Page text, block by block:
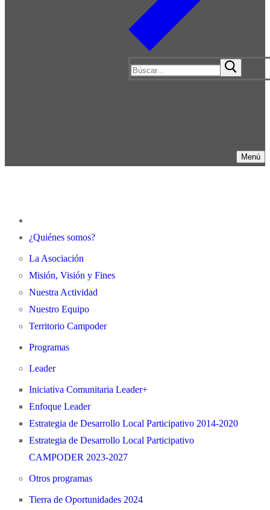
Menú
¿Quiénes somos?
La Asociación
Misión, Visión y Fines
Nuestra Actividad
Nuestro Equipo
Territorio Campoder
Programas
Leader
Iniciativa Comunitaria Leader+
Enfoque Leader
Estrategia de Desarrollo Local Participativo 2014-2020
Estrategia de Desarrollo Local Participativo
CAMPODER 2023-2027
Otros programas
Tierra de Oportunidades 2024